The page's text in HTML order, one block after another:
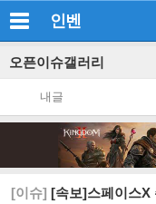
인벤
오픈이슈갤러리
내글
[이슈] [속보]스페이스X